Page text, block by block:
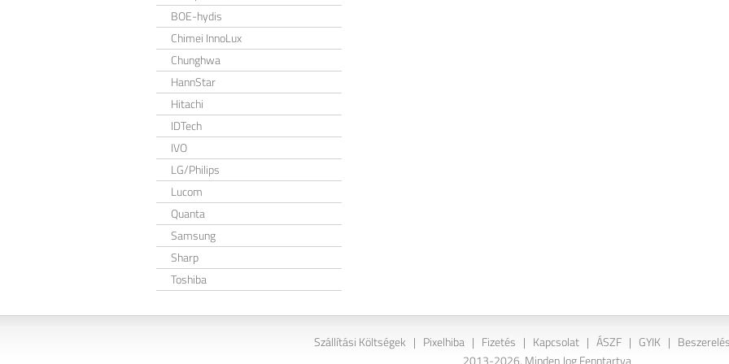
BOE-hydis
Chimei InnoLux
Chunghwa
HannStar
Hitachi
IDTech
IVO
LG/Philips
Lucom
Quanta
Samsung
Sharp
Toshiba
Szállítási Költségek | Pixelhiba | Fizetés | Kapcsolat | ÁSZF | GYIK |
2013-2026. Minden Jog Fenntartva